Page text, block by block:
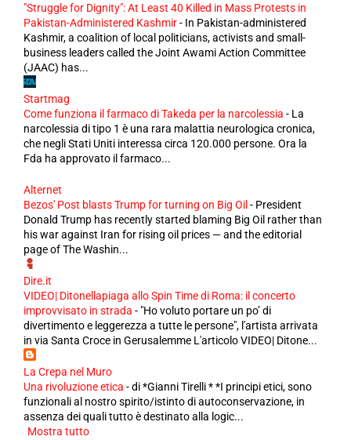
"Struggle for Dignity": At Least 40 Killed in Mass Protests in
Pakistan-Administered Kashmir- In Pakistan-administered
Kashmir, a coalition of local politicians, activists and small-
business leaders called the Joint Awami Action Committee
(JAAC) has...
Startmag
Come funziona il farmaco di Takeda per la narcolessia - La
narcolessia di tipo 1 è una rara malattia neurologica cronica,
che negli Stati Uniti interessa circa 120.000 persone. Ora la
Fda ha approvato il farmaco...
Alternet
Bezos' Post blasts Trump for turning on Big Oil - President
Donald Trump has recently started blaming Big Oil rather than
his war against Iran for rising oil prices — and the editorial
page of The Washin...
Dire.it
VIDEO| Ditonellapiaga allo Spin Time di Roma: il concerto
improvvisato in strada - "Ho voluto portare un po’ di
divertimento e leggerezza a tutte le persone", l'artista arrivata
in via Santa Croce in Gerusalemme L'articolo VIDEO| Ditone...
La Crepa nel Muro
Una rivoluzione etica -di *Gianni Tirelli * *I principi etici, sono
funzionali al nostro spirito/istinto di autoconservazione, in
assenza dei quali tutto è destinato alla logic...
Mostra tutto